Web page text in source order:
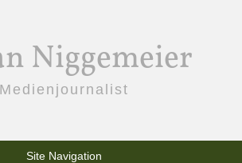
Niggemeier
Medienjournalist
Site Navigation